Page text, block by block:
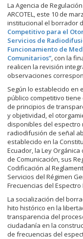
La Agencia de
ARCOTEL, este 10 de
institucional el borrador
Competitivo para el
Servicios de
Funcionamiento de
Comunitarios” , con la
realicen la revisión
observaciones
Según lo establecido en
público competitivo
de principios de
y objetividad, el
disponibles del
radiodifusión de señal
establecido en la
Ecuador, la Ley
de Comunicación, sus
Codificación al
Servicios del Régimen
Frecuencias del
La socialización del
hito histórico en la
transparencia del
ciudadanía en la
de frecuencias del